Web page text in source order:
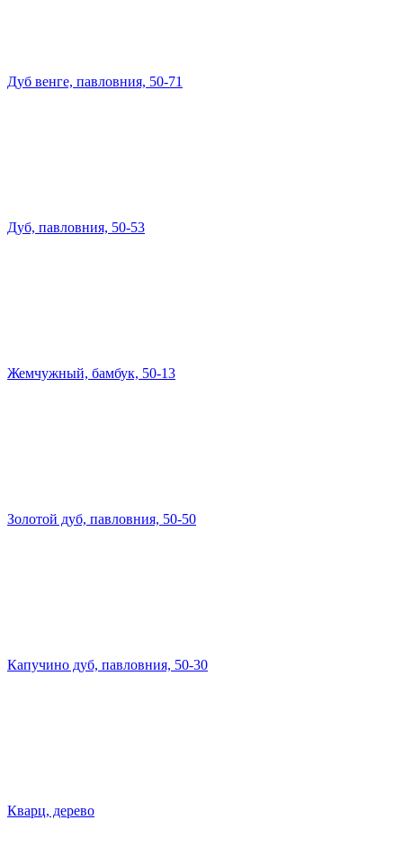
Дуб венге, павловния, 50-71
Дуб, павловния, 50-53
Жемчужный, бамбук, 50-13
Золотой дуб, павловния, 50-50
Капучино дуб, павловния, 50-30
Кварц, дерево